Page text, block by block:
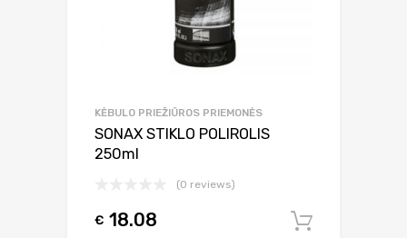
KĖBULO PRIEŽIŪROS PRIEMONĖS
SONAX STIKLO POLIROLIS
250ml
(0 reviews)
€ 18.08